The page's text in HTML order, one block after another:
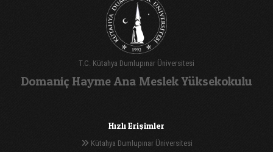
T.C. Kütahya Dumlupınar Üniversitesi
Domaniç Hayme Ana Meslek Yüksekokulu
Hızlı Erişimler
Kütahya Dumlupınar Üniversitesi